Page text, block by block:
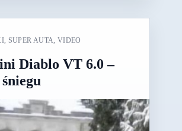
, SUPER AUTA,VIDEO
Diablo VT 6.0 –